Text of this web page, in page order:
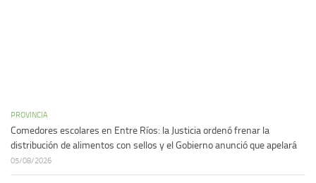
PROVINCIA
Comedores escolares en Entre Ríos: la Justicia ordenó frenar la
distribución de alimentos con sellos y el Gobierno anunció que apelará
05/08/2026